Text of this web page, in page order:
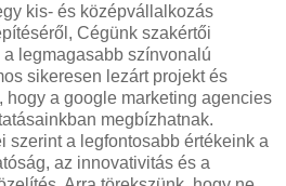
kis- és középvállalkozás
Cégünk szakértői
legmagasabb színvonalú
sikeresen lezárt projekt és
a google marketing agencies
megbízhatnak.
szerint a legfontosabb értékeink a
az innovativitás és a